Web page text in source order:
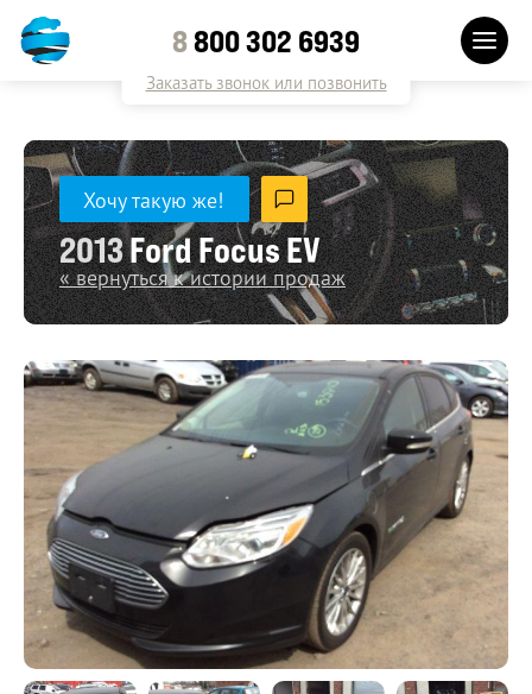
8800 302 6939
Заказать звонок или позвонить
2013Ford Focus EV
« вернуться к истории продаж
Хочу такую же!